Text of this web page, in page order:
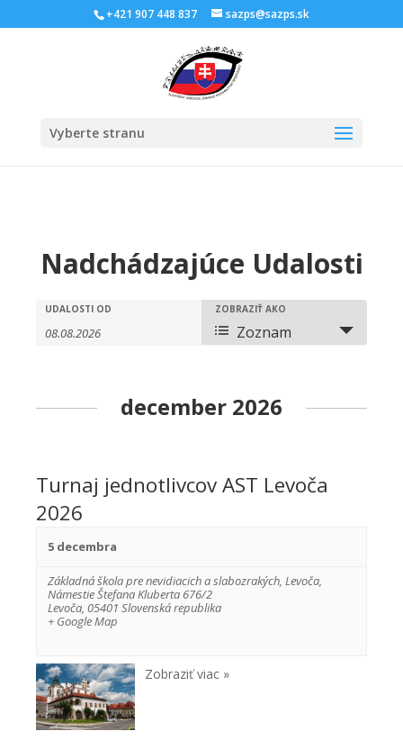
+421 907 448 837 sazps@sazps.sk
Vyberte stranu
Nadchádzajúce Udalosti
Zobrazenie
a
Udalosti
Hľadať
UDALOSTI OD Zobrazenie
navigácia
ZOBRAZIŤ AKO
Zoznam
december 2026
Turnaj jednotlivcov AST Levoča
2026
5 decembra
Základná škola pre nevidiacich a slabozrakých, Levoča,
Námestie Štefana Kluberta 676/2
Levoča, 05401 Slovenská republika
+ Google Map
Zobraziť viac »